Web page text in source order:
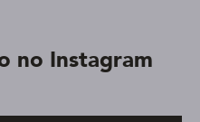
no Instagram